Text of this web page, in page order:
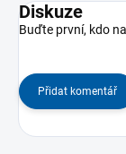
Diskuze
Buďte první, kdo
Přidat komentář